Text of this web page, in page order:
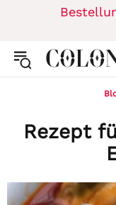
Rezept